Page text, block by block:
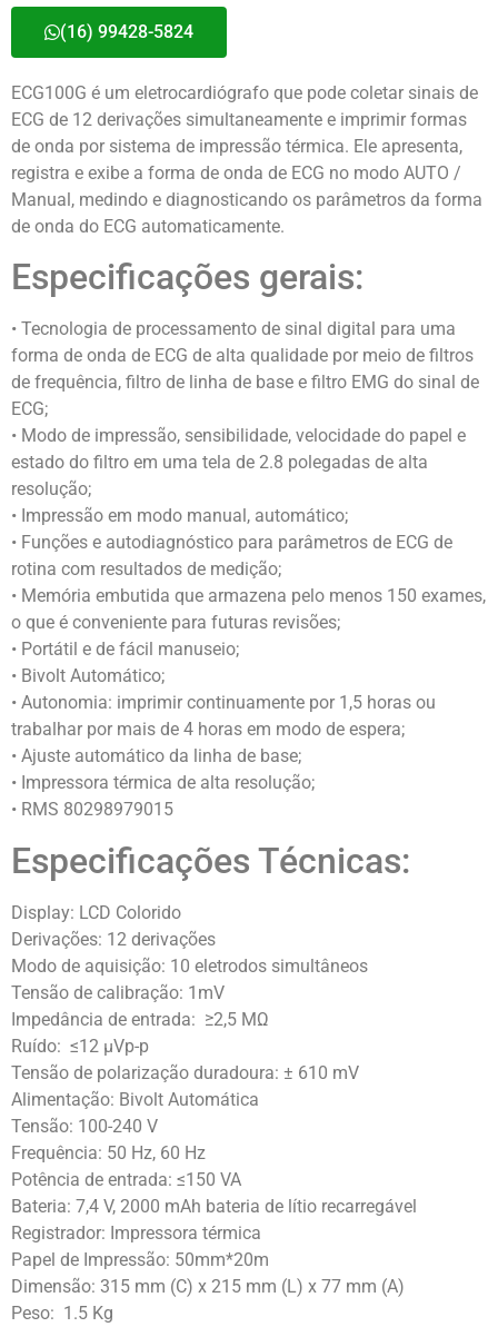
(16) 99428-5824
ECG100G é um eletrocardiógrafo que pode coletar sinais de
ECG de 12 derivações simultaneamente e imprimir formas
de onda por sistema de impressão térmica. Ele apresenta,
registra e exibe a forma de onda de ECG no modo AUTO /
Manual, medindo e diagnosticando os parâmetros da forma
de onda do ECG automaticamente.
Especificações gerais:
• Tecnologia de processamento de sinal digital para uma
forma de onda de ECG de alta qualidade por meio de filtros
de frequência, filtro de linha de base e filtro EMG do sinal de
ECG;
• Modo de impressão, sensibilidade, velocidade do papel e
estado do filtro em uma tela de 2.8 polegadas de alta
resolução;
• Impressão em modo manual, automático;
• Funções e autodiagnóstico para parâmetros de ECG de
rotina com resultados de medição;
• Memória embutida que armazena pelo menos 150 exames,
o que é conveniente para futuras revisões;
• Portátil e de fácil manuseio;
• Bivolt Automático;
• Autonomia: imprimir continuamente por 1,5 horas ou
trabalhar por mais de 4 horas em modo de espera;
• Ajuste automático da linha de base;
• Impressora térmica de alta resolução;
• RMS 80298979015
Especificações Técnicas:
Display: LCD Colorido
Derivações: 12 derivações
Modo de aquisição: 10 eletrodos simultâneos
Tensão de calibração: 1mV
Impedância de entrada: ≥2,5 MΩ
Ruído: ≤12 μVp-p
Tensão de polarização duradoura: ± 610 mV
Alimentação: Bivolt Automática
Tensão: 100-240 V
Frequência: 50 Hz, 60 Hz
Potência de entrada: ≤150 VA
Bateria: 7,4 V, 2000 mAh bateria de lítio recarregável
Registrador: Impressora térmica
Papel de Impressão: 50mm*20m
Dimensão: 315 mm (C) x 215 mm (L) x 77 mm (A)
Peso: 1.5 Kg